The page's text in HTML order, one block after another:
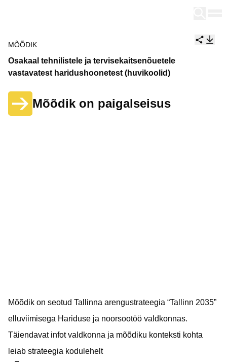
MÕÕDIK
Osakaal tehnilistele ja tervisekaitsenõuetele
vastavatest haridushoonetest (huvikoolid)
Mõõdik on paigalseisus
Mõõdik on seotud Tallinna arengustrateegia “Tallinn 2035”
elluviimisega Hariduse ja noorsootöö valdkonnas.
Täiendavat infot valdkonna ja mõõdiku konteksti kohta
leiab strateegia kodulehelt